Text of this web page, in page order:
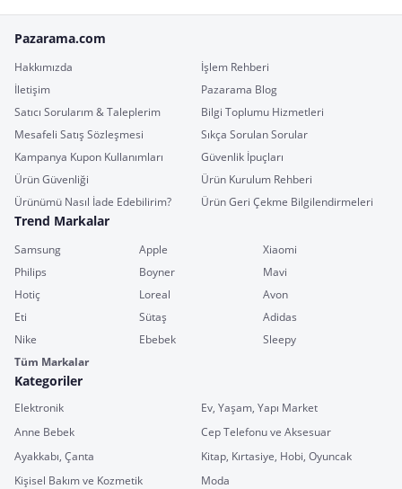
Pazarama.com
Hakkımızda
İşlem Rehberi
İletişim
Pazarama Blog
Satıcı Sorularım & Taleplerim
Bilgi Toplumu Hizmetleri
Mesafeli Satış Sözleşmesi
Sıkça Sorulan Sorular
Kampanya Kupon Kullanımları
Güvenlik İpuçları
Ürün Güvenliği
Ürün Kurulum Rehberi
Ürünümü Nasıl İade Edebilirim?
Ürün Geri Çekme Bilgilendirmeleri
Trend Markalar
Samsung Apple
Xiaomi
Philips
Boyner
Mavi
Hotiç
Loreal
Avon
Eti
Sütaş
Adidas
Nike
Ebebek
Sleepy
Tüm Markalar
Kategoriler
Elektronik
Ev, Yaşam, Yapı Market
Anne Bebek
Cep Telefonu ve Aksesuar
Ayakkabı, Çanta
Kitap, Kırtasiye, Hobi, Oyuncak
Kişisel Bakım ve Kozmetik
Moda